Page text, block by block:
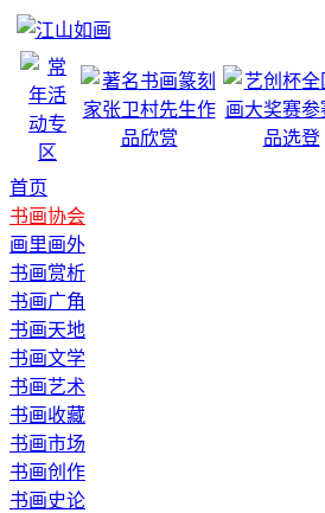
首页
书画协会
画里画外
书画赏析
书画广角
书画天地
书画文学
书画艺术
书画收藏
书画市场
书画创作
书画史论